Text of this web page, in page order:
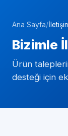
Ana Sayfa/
Bizimle
Ürün
desteği için